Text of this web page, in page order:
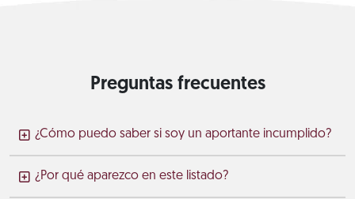
Preguntas frecuentes
¿Cómo puedo saber si soy un aportante incumplido?
¿Por qué aparezco en este listado?